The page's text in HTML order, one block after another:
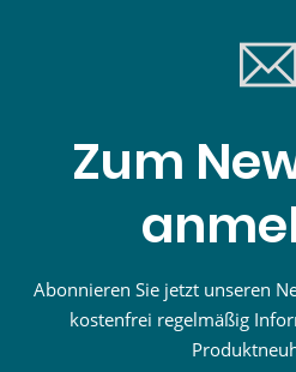
Zum
Abonnieren Sie jetzt unseren
kostenfrei regelmäßig